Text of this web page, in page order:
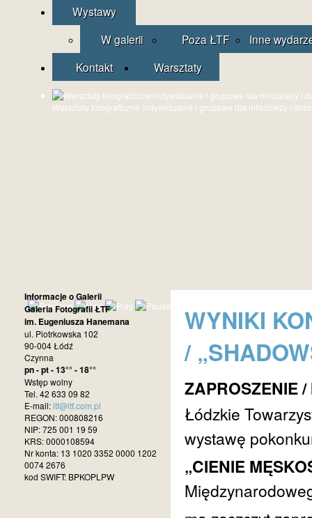
Wystawy
W galerii
Poza ŁTF
Inne
Kontakt
Warsztaty
Warsztaty fotograficzne indywidualne i grupowe dla młodzieży i
WYNIKI
/
ZAPROSZENIE /
Łódzkie
wystawę
„CIENIE
Informacje o Galerii
Galeria Fotografii ŁTF
im. Eugeniusza Hanemana
ul. Piotrkowska 102
90-004 Łódź
Czynna
pn - pt - 13°° - 18°°
Wstęp wolny
Tel. 42 633 09 82
E-mail:ltf@ltf.com.pl
REGON: 000808216
NIP: 725 001 19 59
KRS: 0000108594
Nr konta: 13 1020 3352 0000 1202
0074 2676
kod SWIFT: BPKOPLPW